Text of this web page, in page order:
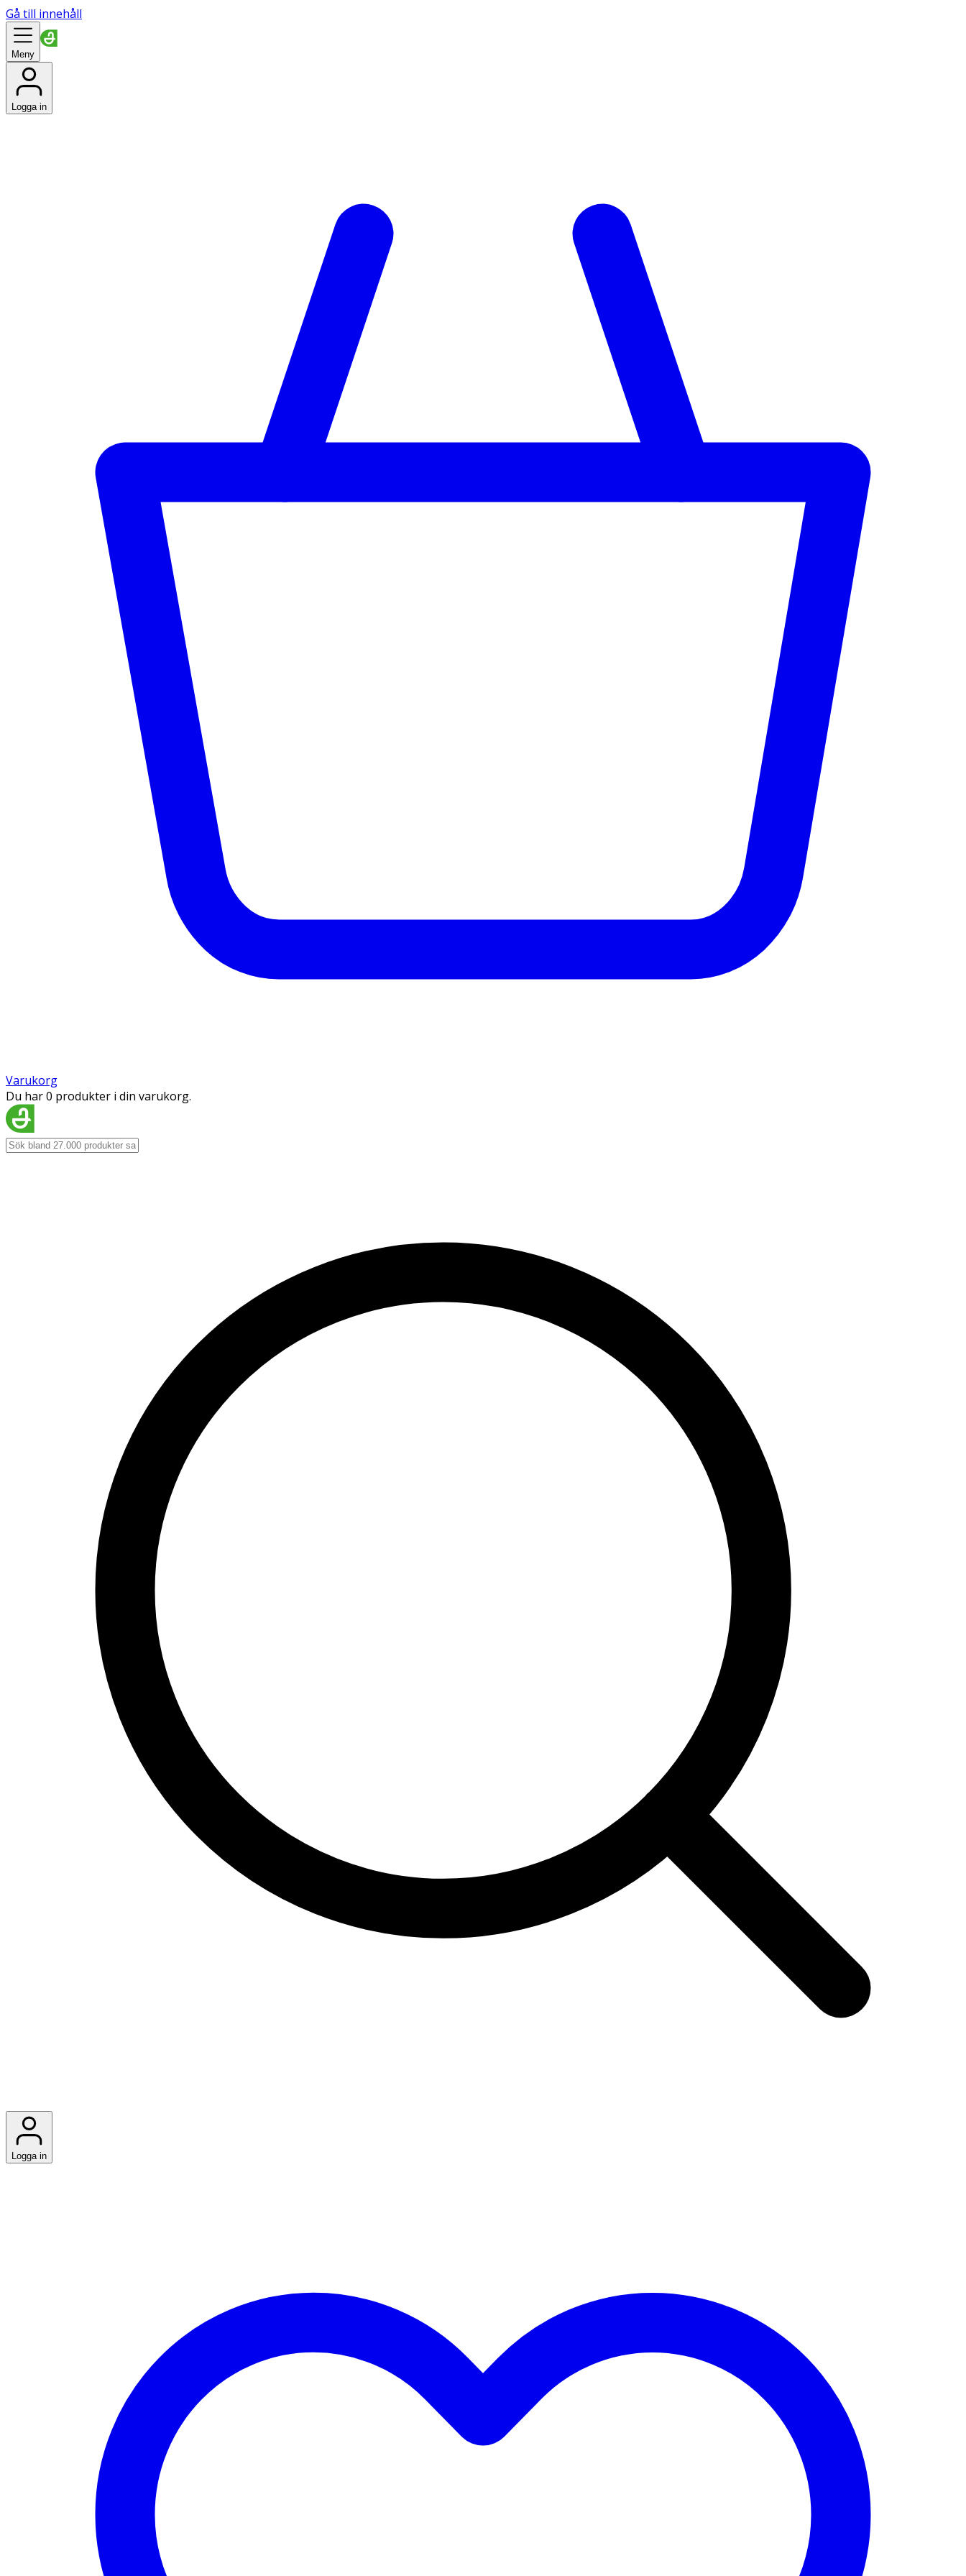
Gå till innehåll
Meny
Logga in
Varukorg
Du har 0 produkter i din varukorg.
Logga in